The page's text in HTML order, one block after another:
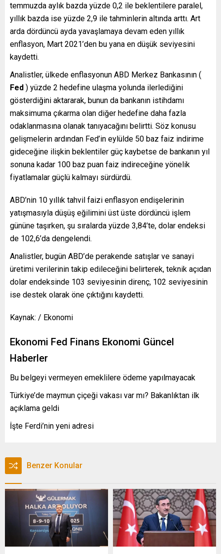
temmuzda aylık bazda yüzde 0,2 ile beklentilere paralel,
yıllık bazda ise yüzde 2,9 ile tahminlerin altında arttı. Art
arda dördüncü ayda yavaşlamaya devam eden yıllık
enflasyon, Mart 2021’den bu yana en düşük seviyesini
kaydetti.
Analistler, ülkede enflasyonun ABD Merkez Bankasının (
Fed ) yüzde 2 hedefine ulaşma yolunda ilerlediğini
gösterdiğini aktararak, bunun da bankanın istihdamı
maksimuma çıkarma olan diğer hedefine daha fazla
odaklanmasına olanak tanıyacağını belirtti. Söz konusu
gelişmelerin ardından Fed’in eylülde 50 baz faiz indirime
gideceğine ilişkin beklentiler güç kaybetse de bankanın yıl
sonuna kadar 100 baz puan faiz indireceğine yönelik
fiyatlamalar güçlü kalmayı sürdürdü.
ABD’nin 10 yıllık tahvil faizi enflasyon endişelerinin
yatışmasıyla düşüş eğilimini üst üste dördüncü işlem
gününe taşırken, şu sıralarda yüzde 3,84’te, dolar endeksi
de 102,6’da dengelendi.
Analistler, bugün ABD’de perakende satışlar ve sanayi
üretimi verilerinin takip edileceğini belirterek, teknik açıdan
dolar endeksinde 103 seviyesinin direnç, 102 seviyesinin
ise destek olarak öne çıktığını kaydetti.
Kaynak: / Ekonomi
Ekonomi Fed Finans Ekonomi Güncel
Haberler
Bu belgeyi vermeyen emeklilere ödeme yapılmayacak
Türkiye’de maymun çiçeği vakası var mı? Bakanlıktan ilk
açıklama geldi
İşte Ferdi’nin yeni adresi
Benzer Konular